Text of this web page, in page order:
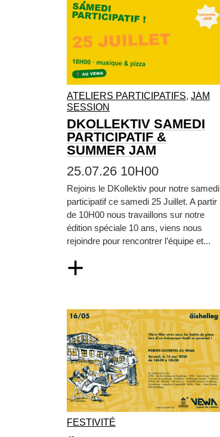
ATELIERS PARTICIPATIFS, JAM
SESSION
DKOLLEKTIV SAMEDI
PARTICIPATIF &
SUMMER JAM
25.07.26 10H00
Rejoins le DKollektiv pour notre samedi
participatif ce samedi 25 Juillet. A partir
de 10H00 nous travaillons sur notre
édition spéciale 10 ans, viens nous
rejoindre pour rencontrer l’équipe et...
+
FESTIVITÉ